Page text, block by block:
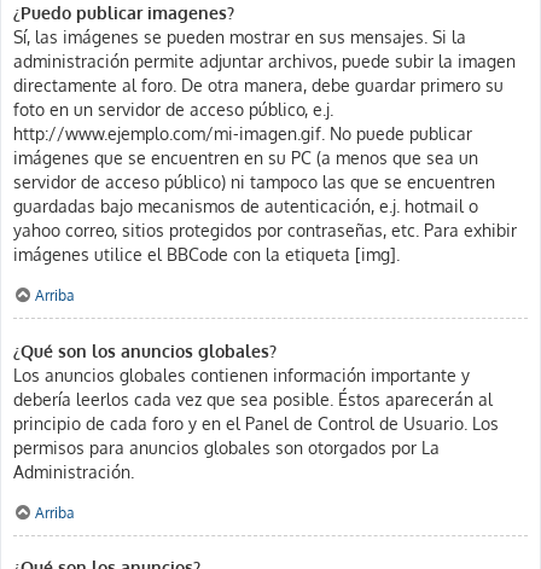
¿Puedo publicar imagenes?
Sí, las imágenes se pueden mostrar en sus mensajes. Si la
administración permite adjuntar archivos, puede subir la imagen
directamente al foro. De otra manera, debe guardar primero su
foto en un servidor de acceso público, e.j.
http://www.ejemplo.com/mi-imagen.gif. No puede publicar
imágenes que se encuentren en su PC (a menos que sea un
servidor de acceso público) ni tampoco las que se encuentren
guardadas bajo mecanismos de autenticación, e.j. hotmail o
yahoo correo, sitios protegidos por contraseñas, etc. Para exhibir
imágenes utilice el BBCode con la etiqueta [img].
Arriba
¿Qué son los anuncios globales?
Los anuncios globales contienen información importante y
debería leerlos cada vez que sea posible. Éstos aparecerán al
principio de cada foro y en el Panel de Control de Usuario. Los
permisos para anuncios globales son otorgados por La
Administración.
Arriba